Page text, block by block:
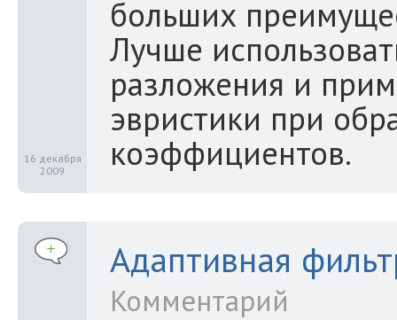
16 декабря
2009
больших
Лучше
разложения и
эвристики при
коэффициентов.
Адаптивная
Комментарий